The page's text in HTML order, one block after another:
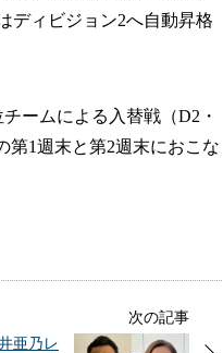
ディビジョン2へ自動昇格
ームによる入替戦（D2・
第1週末と第2週末におこな
次の記事
亜乃レ